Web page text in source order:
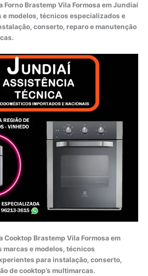
Brastemp Vila Formosa em Jundiaí
e modelos, técnicos especializados e
conserto, reparo e manutenção
Brastemp Vila Formosa em
marcas e modelos, técnicos
para instalação, conserto,
de cooktop’s multimarcas.